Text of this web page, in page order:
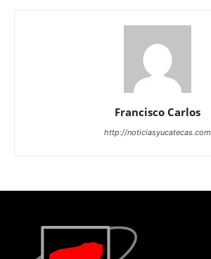
Francisco Carlos
http://noticiasyucatecas.com